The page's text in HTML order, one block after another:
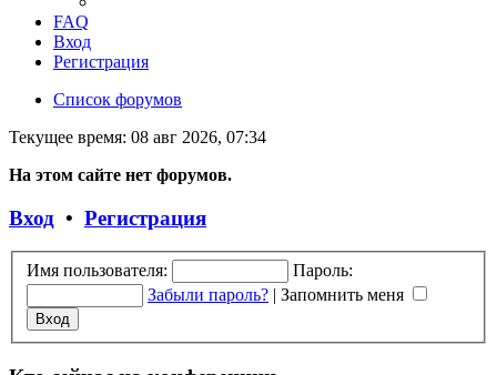
FAQ
Вход
Регистрация
Список форумов
Текущее время: 08 авг 2026, 07:34
На этом сайте нет форумов.
Вход • Регистрация
Имя пользователя:
Пароль:
Забыли пароль? | Запомнить меня